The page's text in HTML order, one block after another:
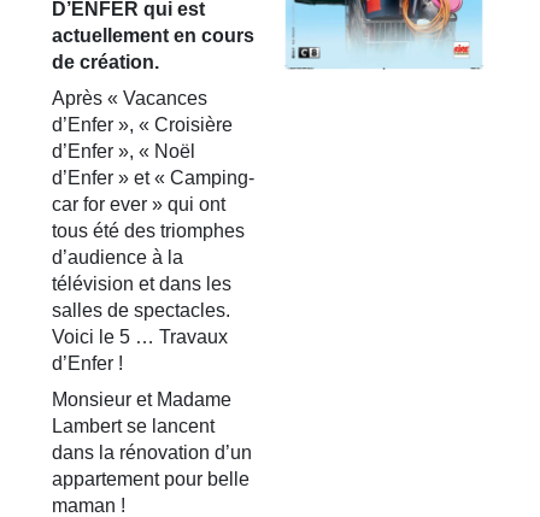
D’ENFER qui est
actuellement en cours
de création.
Après « Vacances
d’Enfer », « Croisière
d’Enfer », « Noël
d’Enfer » et « Camping-
car for ever » qui ont
tous été des triomphes
d’audience à la
télévision et dans les
salles de spectacles.
Voici le 5 … Travaux
d’Enfer !
Monsieur et Madame
Lambert se lancent
dans la rénovation d’un
appartement pour belle
maman !